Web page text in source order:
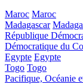
Maroc Maroc
Madagascar
République
Démocratique du
Egypte Egypte
Togo Togo
Pacifique, Océanie